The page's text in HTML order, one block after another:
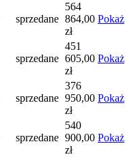
sprzedane
564
864,00
zł
Pokaż
sprzedane
451
605,00
zł
Pokaż
sprzedane
376
950,00
zł
Pokaż
sprzedane
540
900,00
zł
Pokaż